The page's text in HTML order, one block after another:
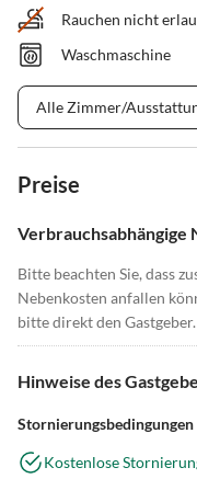
Rauchen nicht
Waschmaschine
Alle Zimmer/
Preise
Verbrauchsabhängige
Bitte beachten Sie, dass
Nebenkosten anfallen
bitte direkt den Gastgeber.
Hinweise des
Stornierungsbedingungen
Kostenlose